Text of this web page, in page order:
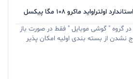
اولتراواید ماکرو 108 مگا پیکسل
گروه " گوشی موبایل " فقط در صورت باز
نشدن از بسته بندی اولیه امکان پذیر